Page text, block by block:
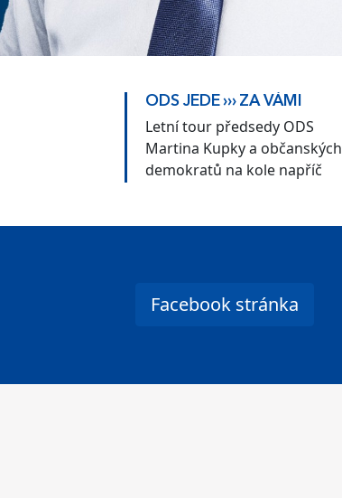
ODS JEDE ››› ZA VÁMI
Letní tour předsedy ODS
Martina Kupky a občanských
demokratů na kole napříč
Facebook stránka